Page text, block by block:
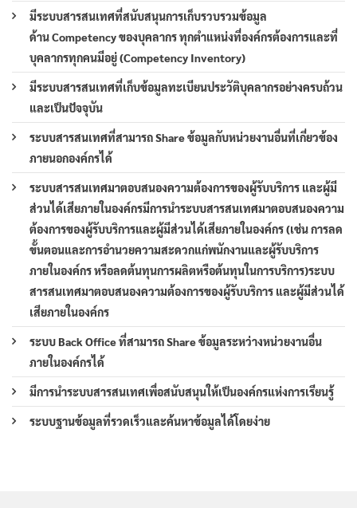
มีระบบสารสนเทศที่สนับสนุนการเก็บรวบรวมข้อมูล
ด้าน Competency ของบุคลากร ทุกตำแหน่งที่องค์กรต้องการและที่
บุคลากรทุกคนมีอยู่ (Competency Inventory)
มีระบบสารสนเทศที่เก็บข้อมูลทะเบียนประวัติบุคลากรอย่างครบถ้วน
และเป็นปัจจุบัน
ระบบสารสนเทศที่สามารถ Share ข้อมูลกับหน่วยงานอื่นที่เกี่ยวข้อง
ภายนอกองค์กรได้
ระบบสารสนเทศมาตอบสนองความต้องการของผู้รับบริการ และผู้มี
ส่วนได้เสียภายในองค์กรมีการนำระบบสารสนเทศมาตอบสนองความ
ต้องการของผู้รับบริการและผู้มีส่วนได้เสียภายในองค์กร (เช่น การลด
ขั้นตอนและการอำนวยความสะดวกแก่พนักงานและผู้รับบริการ
ภายในองค์กร หรือลดต้นทุนการผลิตหรือต้นทุนในการบริการ)ระบบ
สารสนเทศมาตอบสนองความต้องการของผู้รับบริการ และผู้มีส่วนได้
เสียภายในองค์กร
ระบบ Back Office ที่สามารถ Share ข้อมูลระหว่างหน่วยงานอื่น
ภายในองค์กรได้
มีการนำระบบสารสนเทศเพื่อสนับสนุนให้เป็นองค์กรแห่งการเรียนรู้
ระบบฐานข้อมูลที่รวดเร็วและค้นหาข้อมูลได้โดยง่าย